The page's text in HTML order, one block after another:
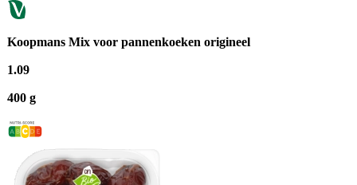
Koopmans Mix voor pannenkoeken origineel
1.09
400 g